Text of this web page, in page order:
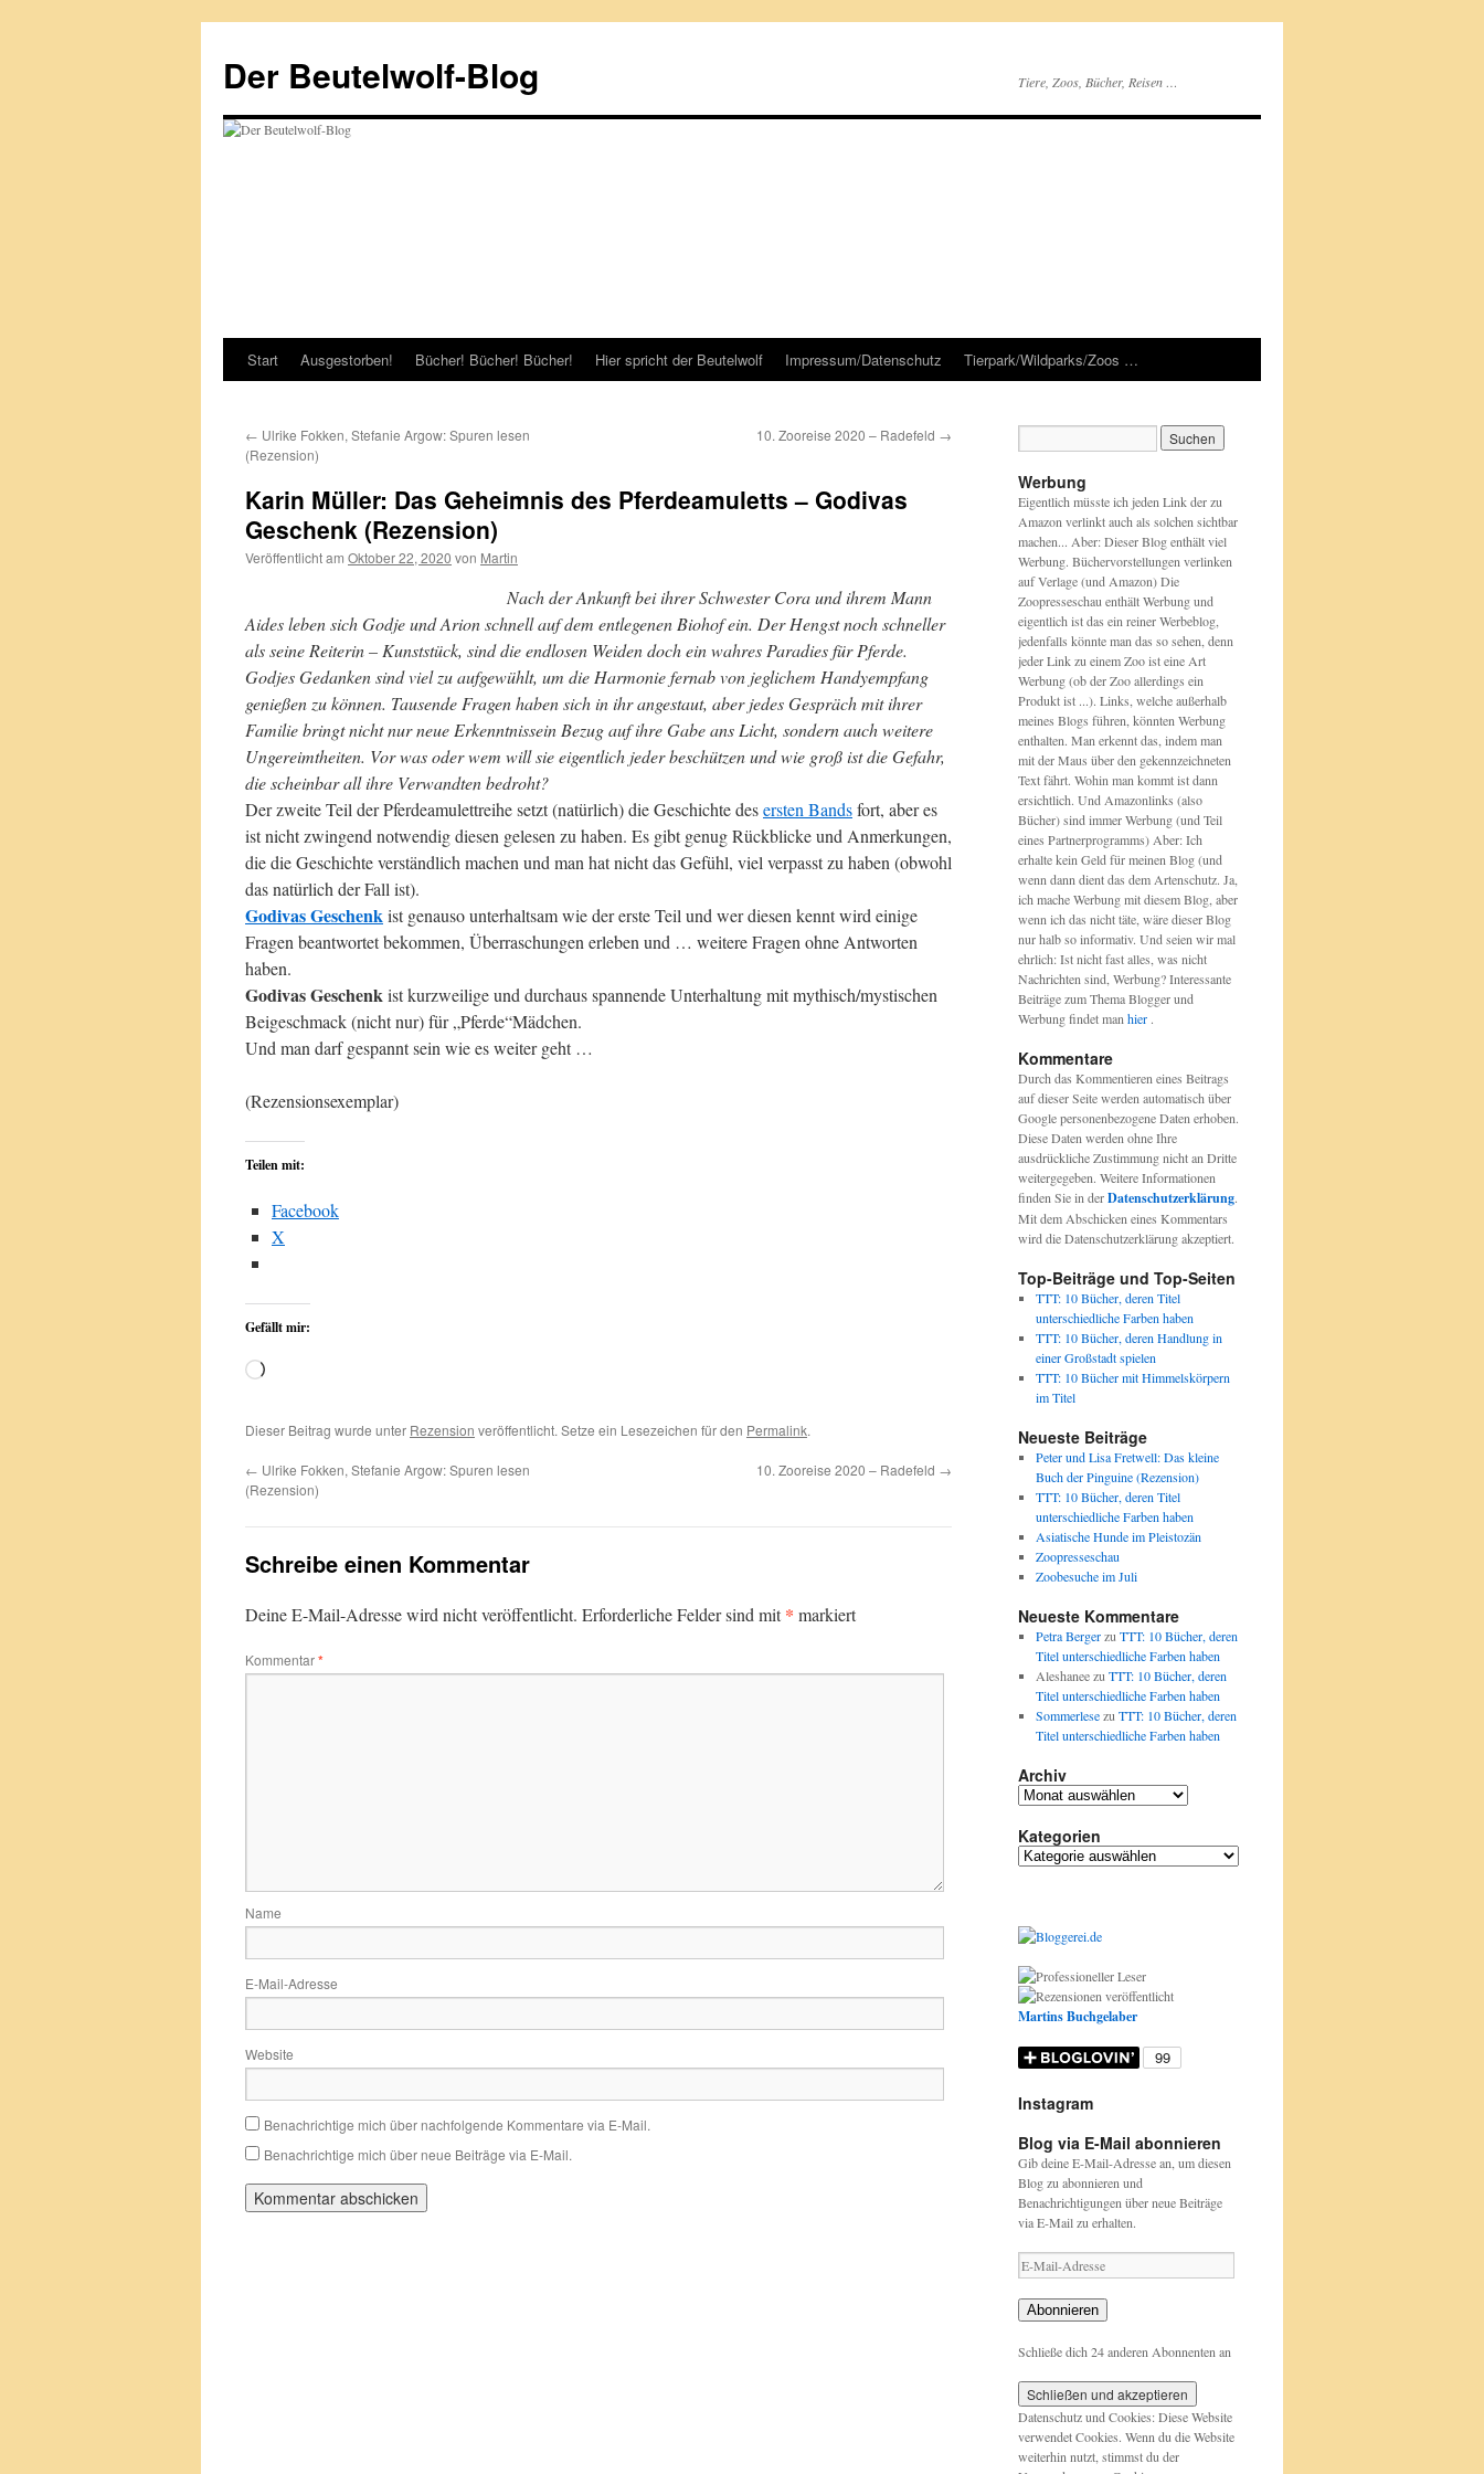
springen
Der Beutelwolf-Blog Tiere, Zoos, Bücher, Reisen …
Start Ausgestorben! Bücher! Bücher! Bücher! Hier spricht der Beutelwolf Impressum/Datenschutz Tierpark/Wildparks/Zoos …
← Ulrike Fokken, Stefanie Argow: Spuren lesen
(Rezension)
10. Zooreise 2020 – Radefeld →
Karin Müller: Das Geheimnis des Pferdeamuletts – Godivas
Geschenk (Rezension)
Veröffentlicht am Oktober 22, 2020 von Martin
Nach der Ankunft bei ihrer Schwester Cora und ihrem Mann
Aides leben sich Godje und Arion schnell auf dem entlegenen Biohof ein. Der Hengst noch schneller
als seine Reiterin – Kunststück, sind die endlosen Weiden doch ein wahres Paradies für Pferde.
Godjes Gedanken sind viel zu aufgewühlt, um die Harmonie fernab von jeglichem Handyempfang
genießen zu können. Tausende Fragen haben sich in ihr angestaut, aber jedes Gespräch mit ihrer
Familie bringt nicht nur neue Erkenntnissein Bezug auf ihre Gabe ans Licht, sondern auch weitere
Ungereimtheiten. Vor was oder wem will sie eigentlich jeder beschützen und wie groß ist die Gefahr,
die scheinbar all ihre Verwandten bedroht?
Der zweite Teil der Pferdeamulettreihe setzt (natürlich) die Geschichte desersten Bandsfort, aber es
ist nicht zwingend notwendig diesen gelesen zu haben. Es gibt genug Rückblicke und Anmerkungen,
die die Geschichte verständlich machen und man hat nicht das Gefühl, viel verpasst zu haben (obwohl
das natürlich der Fall ist).
Godivas Geschenkist genauso unterhaltsam wie der erste Teil und wer diesen kennt wird einige
Fragen beantwortet bekommen, Überraschungen erleben und … weitere Fragen ohne Antworten
haben.
Godivas Geschenkist kurzweilige und durchaus spannende Unterhaltung mit mythisch/mystischen
Beigeschmack (nicht nur) für „Pferde“Mädchen.
Und man darf gespannt sein wie es weiter geht …
(Rezensionsexemplar)
Teilen mit:
Facebook
X
Gefällt mir:
Wird
Dieser Beitrag wurde unter Rezension veröffentlicht. Setze ein Lesezeichen für den Permalink.
← Ulrike Fokken, Stefanie Argow: Spuren lesen
(Rezension)
10. Zooreise 2020 – Radefeld →
Schreibe einen Kommentar
Deine E-Mail-Adresse wird nicht veröffentlicht. Erforderliche Felder sind mit* markiert
Kommentar*
Name
E-Mail-Adresse
Website
Benachrichtige mich über nachfolgende Kommentare via E-Mail.
Benachrichtige mich über neue Beiträge via E-Mail.
Werbung
Eigentlich müsste ich jeden Link der zu
Amazon verlinkt auch als solchen sichtbar
machen... Aber: Dieser Blog enthält viel
Werbung. Büchervorstellungen verlinken
auf Verlage (und Amazon) Die
Zoopresseschau enthält Werbung und
eigentlich ist das ein reiner Werbeblog,
jedenfalls könnte man das so sehen, denn
jeder Link zu einem Zoo ist eine Art
Werbung (ob der Zoo allerdings ein
Produkt ist ...). Links, welche außerhalb
meines Blogs führen, könnten Werbung
enthalten. Man erkennt das, indem man
mit der Maus über den gekennzeichneten
Text fährt. Wohin man kommt ist dann
ersichtlich. Und Amazonlinks (also
Bücher) sind immer Werbung (und Teil
eines Partnerprogramms) Aber: Ich
erhalte kein Geld für meinen Blog (und
wenn dann dient das dem Artenschutz. Ja,
ich mache Werbung mit diesem Blog, aber
wenn ich das nicht täte, wäre dieser Blog
nur halb so informativ. Und seien wir mal
ehrlich: Ist nicht fast alles, was nicht
Nachrichten sind, Werbung? Interessante
Beiträge zum Thema Blogger und
Werbung findet man hier .
Kommentare
Durch das Kommentieren eines Beitrags
auf dieser Seite werden automatisch über
Google personenbezogene Daten erhoben.
Diese Daten werden ohne Ihre
ausdrückliche Zustimmung nicht an Dritte
weitergegeben. Weitere Informationen
finden Sie in derDatenschutzerklärung.
Mit dem Abschicken eines Kommentars
wird die Datenschutzerklärung akzeptiert.
Top-Beiträge und Top-Seiten
TTT: 10 Bücher, deren Titel
unterschiedliche Farben haben
TTT: 10 Bücher, deren Handlung in
einer Großstadt spielen
TTT: 10 Bücher mit Himmelskörpern
im Titel
Neueste Beiträge
Peter und Lisa Fretwell: Das kleine
Buch der Pinguine (Rezension)
TTT: 10 Bücher, deren Titel
unterschiedliche Farben haben
Asiatische Hunde im Pleistozän
Zoopresseschau
Zoobesuche im Juli
Neueste Kommentare
Petra Bergerzu TTT: 10 Bücher, deren
Titel unterschiedliche Farben haben
Aleshaneezu TTT: 10 Bücher, deren
Titel unterschiedliche Farben haben
Sommerlesezu TTT: 10 Bücher, deren
Titel unterschiedliche Farben haben
Archiv
Archiv
Kategorien
Kategorien
Martins Buchgelaber
Instagram
ist
Büchertag
:
https://wp.me/p9WDjt-
lAc
bunt
aber
....
Papageien
sind
auch
Birthday
David
Attenborough
https://beutelwolf-
blog.de/david-
und-
pflanzen/aktionen-
und-
projekte/stunde-
der-
und-
pflanzen/aktionen-
und-
projekte/stunde-
der-
Blog via E-Mail abonnieren
Gib deine E-Mail-Adresse an, um diesen
Blog zu abonnieren und
Benachrichtigungen über neue Beiträge
via E-Mail zu erhalten.
E-
Mail-
Adresse
Abonnieren
Schließe dich 24 anderen Abonnenten an
Datenschutz und Cookies: Diese Website
verwendet Cookies. Wenn du die Website
weiterhin nutzt, stimmst du der